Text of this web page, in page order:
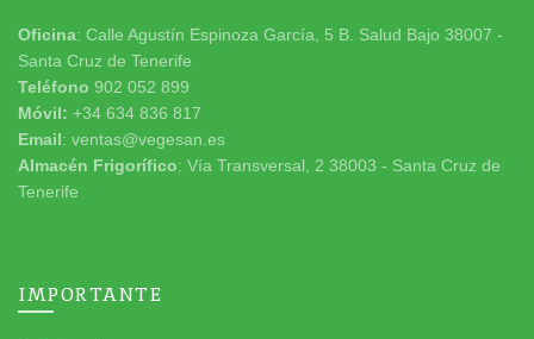
Oficina: Calle Agustín Espinoza García, 5 B. Salud Bajo 38007 -
Santa Cruz de Tenerife
Teléfono 902 052 899
Móvil: +34 634 836 817
Email: ventas@vegesan.es
Almacén Frigorífico: Vía Transversal, 2 38003 - Santa Cruz de
Tenerife
IMPORTANTE